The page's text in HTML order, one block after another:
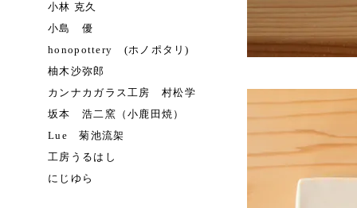
小林 克久
小島 優
honopottery (ホノポタリ)
柚木沙弥郎
カンナカガラス工房 村松学
坂本 浩二窯（小鹿田焼）
Lue 菊池流架
工房うるはし
にじゆら